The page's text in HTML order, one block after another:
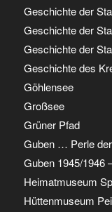
Geschichte der
Geschichte der
Geschichte der
Geschichte des
Göhlensee
Großsee
Grüner Pfad
Guben … Perle
Guben 1945/1946
Heimatmuseum
Hüttenmuseum